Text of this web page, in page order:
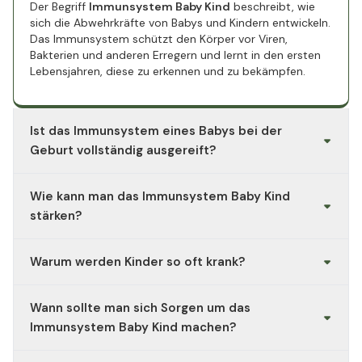
Der Begriff Immunsystem Baby Kind beschreibt, wie
sich die Abwehrkräfte von Babys und Kindern entwickeln.
Das Immunsystem schützt den Körper vor Viren,
Bakterien und anderen Erregern und lernt in den ersten
Lebensjahren, diese zu erkennen und zu bekämpfen.
Ist das Immunsystem eines Babys bei der
Geburt vollständig ausgereift?
der Geburt noch im Aufbau. Neugeborene erhalten
zunächst Antikörper von der Mutter, entwickeln aber
Wie kann man das Immunsystem Baby Kind
stärken?
ausgewogene Ernährung, ausreichend Schlaf, Bewegung
das Immunsystem zu trainieren.
Warum werden Kinder so oft krank?
Immunsystems Baby Kind. Jeder Kontakt mit Keimen
stärkt die Abwehrkräfte und hilft dem Körper, sich auf
Wann sollte man sich Sorgen um das
Immunsystem Baby Kind machen?